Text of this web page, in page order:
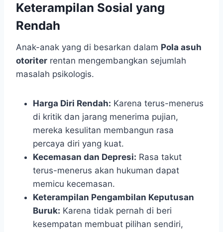
Keterampilan Sosial yang
Rendah
Anak-anak yang di besarkan dalam Pola asuh
otoriter rentan mengembangkan sejumlah
masalah psikologis.
Harga Diri Rendah: Karena terus-menerus
di kritik dan jarang menerima pujian,
mereka kesulitan membangun rasa
percaya diri yang kuat.
Kecemasan dan Depresi: Rasa takut
terus-menerus akan hukuman dapat
memicu kecemasan.
Keterampilan Pengambilan Keputusan
Buruk: Karena tidak pernah di beri
kesempatan membuat pilihan sendiri,